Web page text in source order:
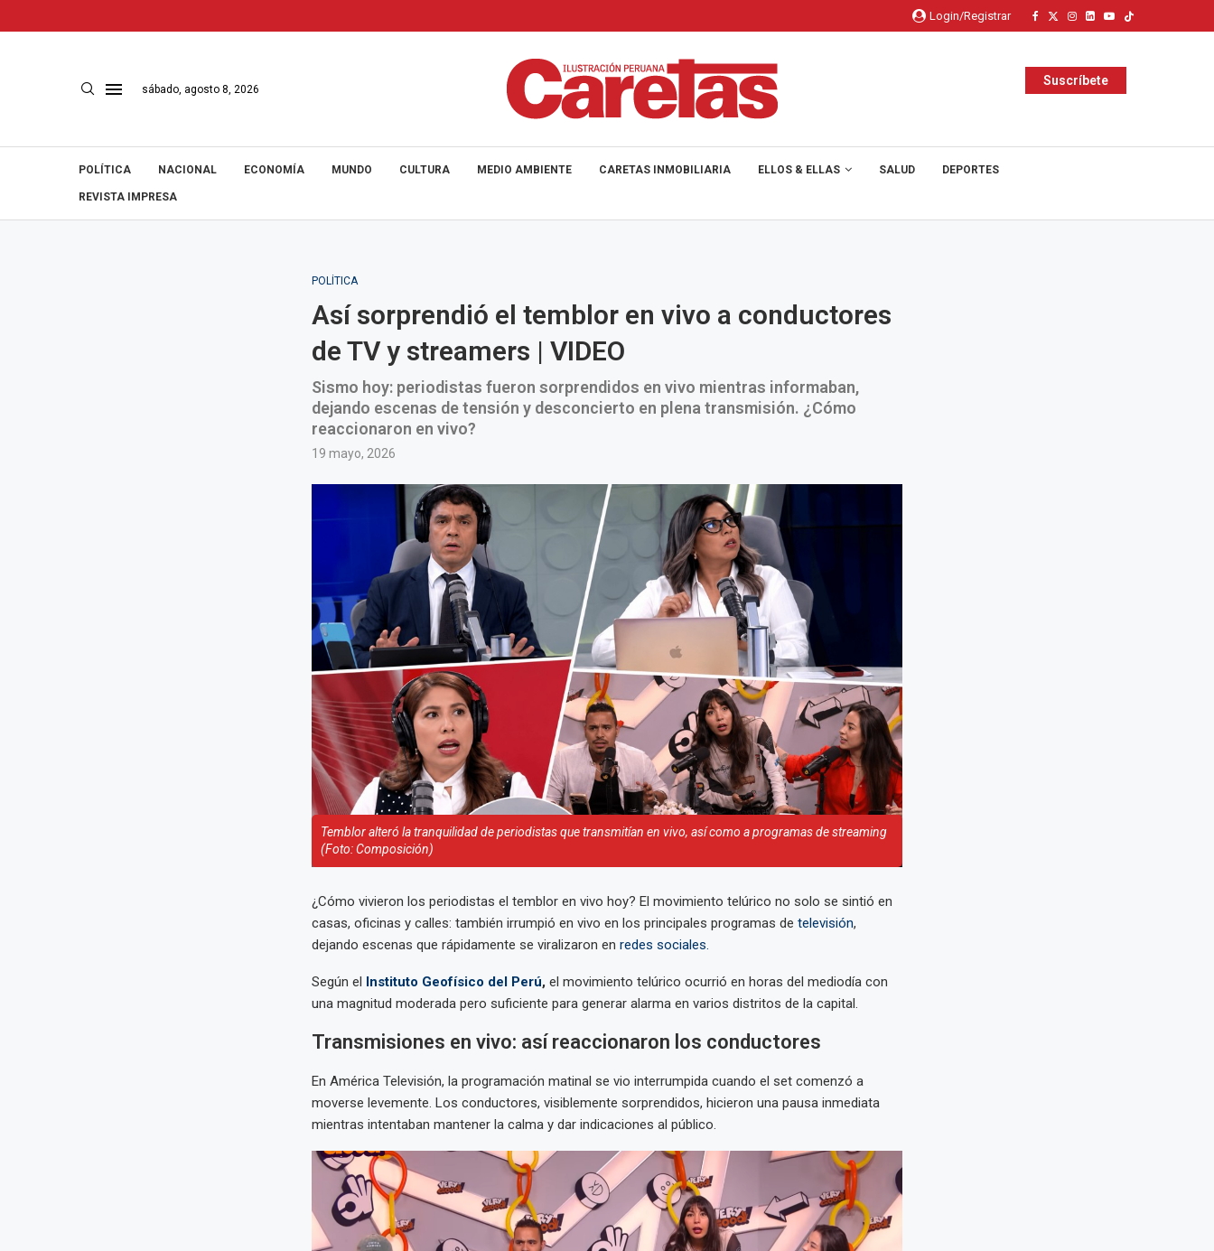
Login/Registrar
sábado, agosto 8, 2026
Suscríbete
POLÍTICA NACIONAL ECONOMÍA MUNDO CULTURA MEDIO AMBIENTE CARETAS INMOBILIARIA ELLOS & ELLAS SALUD DEPORTES
REVISTA IMPRESA
POLÍTICA
Así sorprendió el temblor en vivo a conductores
de TV y streamers | VIDEO
Sismo hoy: periodistas fueron sorprendidos en vivo mientras informaban,
dejando escenas de tensión y desconcierto en plena transmisión. ¿Cómo
reaccionaron en vivo?
19 mayo, 2026
Temblor alteró la tranquilidad de periodistas que transmitían en vivo, así como a programas de streaming
(Foto: Composición)
¿Cómo vivieron los periodistas el temblor en vivo hoy? El movimiento telúrico no solo se sintió en
casas, oficinas y calles: también irrumpió en vivo en los principales programas de televisión,
dejando escenas que rápidamente se viralizaron en redes sociales.
Según el Instituto Geofísico del Perú, el movimiento telúrico ocurrió en horas del mediodía con
una magnitud moderada pero suficiente para generar alarma en varios distritos de la capital.
Transmisiones en vivo: así reaccionaron los conductores
En América Televisión, la programación matinal se vio interrumpida cuando el set comenzó a
moverse levemente. Los conductores, visiblemente sorprendidos, hicieron una pausa inmediata
mientras intentaban mantener la calma y dar indicaciones al público.